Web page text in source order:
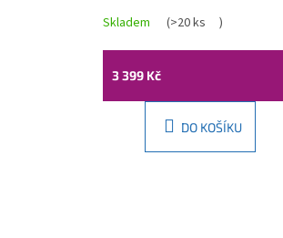
rám 8 cm - 60100
Skladem (>20 ks )
3 399 Kč
DO KOŠÍKU